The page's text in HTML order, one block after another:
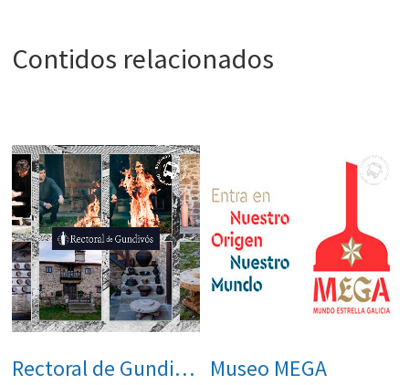
Contidos relacionados
Rectoral de Gundivós Museo MEGA